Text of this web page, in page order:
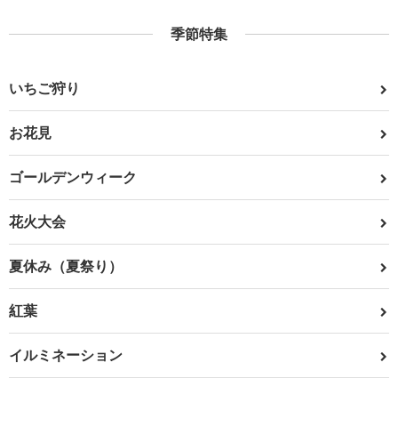
季節特集
いちご狩り
お花見
ゴールデンウィーク
花火大会
夏休み（夏祭り）
紅葉
イルミネーション